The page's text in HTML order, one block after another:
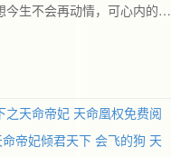
生不会再动情，可心内的坚
况更新会稳定
之天命帝妃 天命凰权免费阅
命帝妃倾君天下 会飞的狗 天